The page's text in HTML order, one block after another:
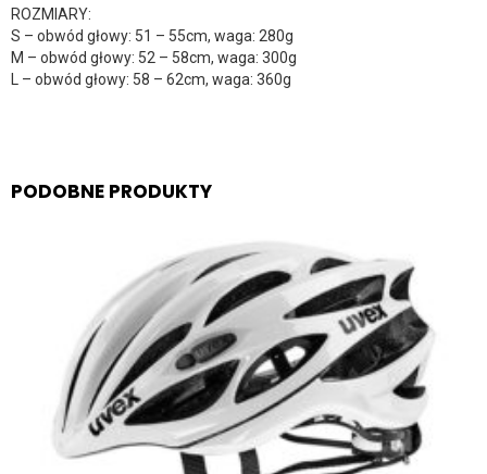
ROZMIARY:
S – obwód głowy: 51 – 55cm, waga: 280g
M – obwód głowy: 52 – 58cm, waga: 300g
L – obwód głowy: 58 – 62cm, waga: 360g
PODOBNE PRODUKTY